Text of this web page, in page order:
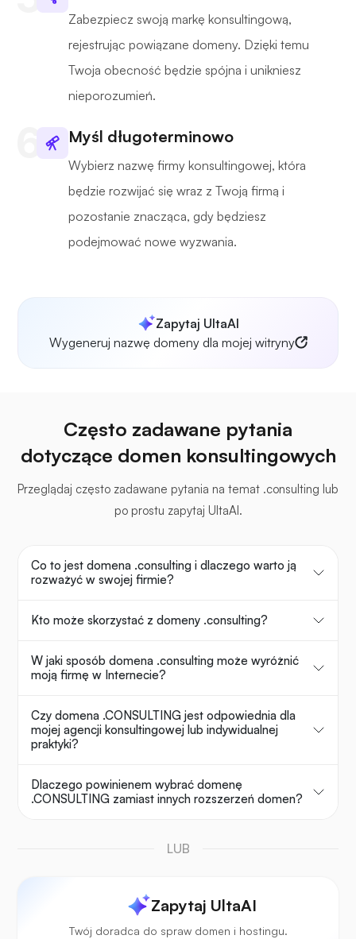
Zabezpiecz swoją markę konsultingową,
rejestrując powiązane domeny. Dzięki temu
Twoja obecność będzie spójna i unikniesz
nieporozumień.
Myśl długoterminowo
Wybierz nazwę firmy konsultingowej, która
będzie rozwijać się wraz z Twoją firmą i
pozostanie znacząca, gdy będziesz
podejmować nowe wyzwania.
Zapytaj UltaAI
Wygeneruj nazwę domeny dla mojej witryny
Często zadawane pytania
dotyczące domen konsultingowych
Przeglądaj często zadawane pytania na temat .consulting lub
po prostu zapytaj UltaAI.
Co to jest domena .consulting i dlaczego warto ją
rozważyć w swojej firmie?
Kto może skorzystać z domeny .consulting?
W jaki sposób domena .consulting może wyróżnić
moją firmę w Internecie?
Czy domena .CONSULTING jest odpowiednia dla
mojej agencji konsultingowej lub indywidualnej
praktyki?
Dlaczego powinienem wybrać domenę
.CONSULTING zamiast innych rozszerzeń domen?
LUB
Zapytaj UltaAI
Twój doradca do spraw domen i hostingu.